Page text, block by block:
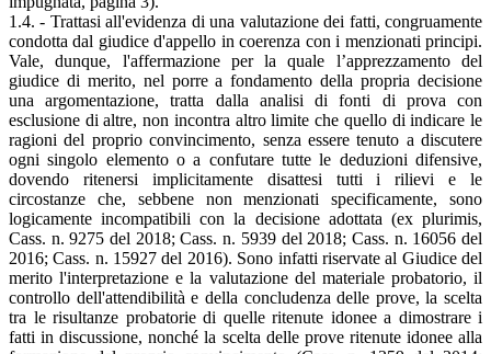
1.4. - Trattasi all'evidenza di una valutazione dei fatti, congruamente
condotta dal giudice d'appello in coerenza con i menzionati principi.
Vale, dunque, l'affermazione per la quale l’apprezzamento del
giudice di merito, nel porre a fondamento della propria decisione
una argomentazione, tratta dalla analisi di fonti di prova con
esclusione di altre, non incontra altro limite che quello di indicare le
ragioni del proprio convincimento, senza essere tenuto a discutere
ogni singolo elemento o a confutare tutte le deduzioni difensive,
dovendo ritenersi implicitamente disattesi tutti i rilievi e le
circostanze che, sebbene non menzionati specificamente, sono
logicamente incompatibili con la decisione adottata (ex plurimis,
Cass. n. 9275 del 2018; Cass. n. 5939 del 2018; Cass. n. 16056 del
2016; Cass. n. 15927 del 2016). Sono infatti riservate al Giudice del
merito l'interpretazione e la valutazione del materiale probatorio, il
controllo dell'attendibilità e della concludenza delle prove, la scelta
tra le risultanze probatorie di quelle ritenute idonee a dimostrare i
fatti in discussione, nonché la scelta delle prove ritenute idonee alla